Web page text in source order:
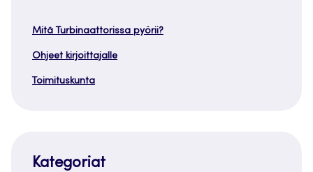
Mitä Turbinaattorissa pyörii?
Ohjeet kirjoittajalle
Toimituskunta
Kategoriat